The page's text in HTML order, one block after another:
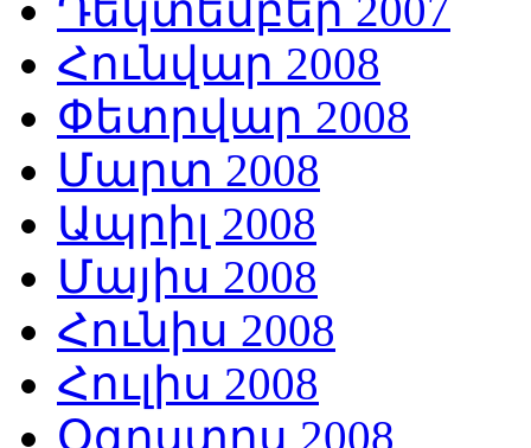
Հունվար 2008
Փետրվար 2008
Մարտ 2008
Ապրիլ 2008
Մայիս 2008
Հունիս 2008
Հուլիս 2008
Օգոստոս 2008